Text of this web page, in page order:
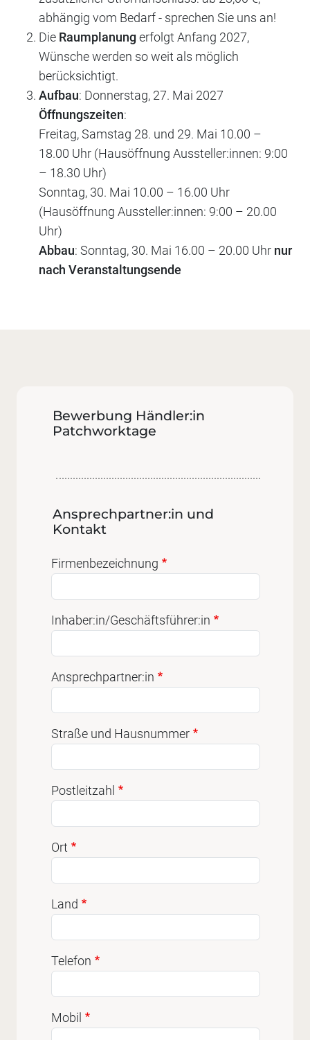
abhängig vom Bedarf - sprechen Sie uns an!
Die Raumplanungerfolgt Anfang 2027,
Wünsche werden so weit als möglich
berücksichtigt.
Aufbau: Donnerstag, 27. Mai 2027
Öffnungszeiten:
Freitag, Samstag 28. und 29. Mai 10.00 –
18.00 Uhr (Hausöffnung Aussteller:innen: 9:00
– 18.30 Uhr)
Sonntag, 30. Mai 10.00 – 16.00 Uhr
(Hausöffnung Aussteller:innen: 9:00 – 20.00
Uhr)
Abbau: Sonntag, 30. Mai 16.00 – 20.00 Uhr nur
nach Veranstaltungsende
Bewerbung Händler:in
Patchworktage
Ansprechpartner:in und
Kontakt
Firmenbezeichnung
Inhaber:in/Geschäftsführer:in
Ansprechpartner:in
Straße und Hausnummer
Postleitzahl
Ort
Land
Telefon
Mobil